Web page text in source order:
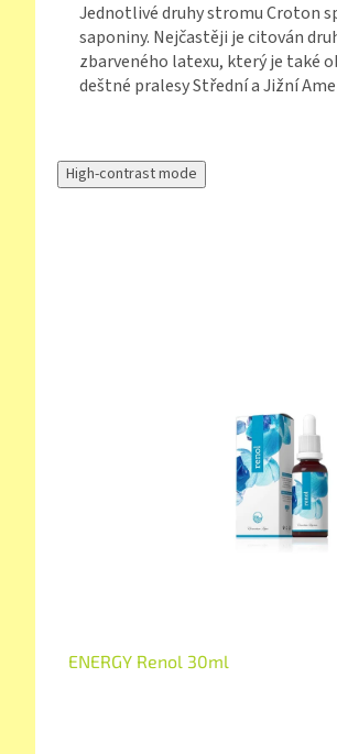
Jednotlivé druhy stromu Croton
saponiny. Nejčastěji je citován
zbarveného latexu, který je také
deštné pralesy Střední a Jižní
High-contrast mode
ENERGY Renol 30ml